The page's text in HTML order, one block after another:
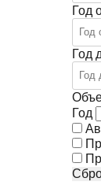
Год
Год
Год